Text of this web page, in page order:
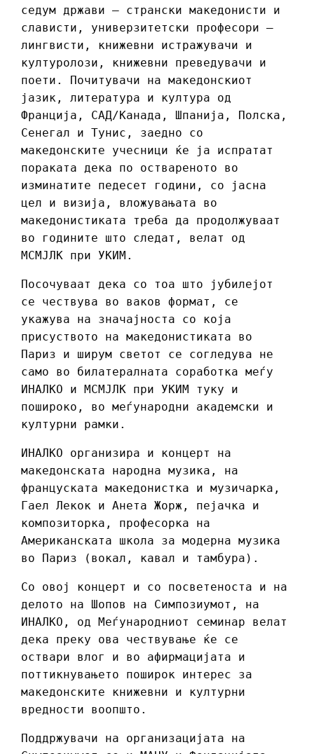
седум држави – странски македонисти и
слависти, универзитетски професори –
лингвисти, книжевни истражувачи и
културолози, книжевни преведувачи и
поети. Почитувачи на македонскиот
јазик, литература и култура од
Франција, САД/Канада, Шпанија, Полска,
Сенегал и Тунис, заедно со
македонските учесници ќе ја испратат
пораката дека по оствареното во
изминатите педесет години, со јасна
цел и визија, вложувањата во
македонистиката треба да продолжуваат
во годините што следат, велат од
МСМЈЛК при УКИМ.
Посочуваат дека со тоа што јубилејот
се чествува во ваков формат, се
укажува на значајноста со која
присуството на македонистиката во
Париз и ширум светот се согледува не
само во билатералната соработка меѓу
ИНАЛКО и МСМЈЛК при УКИМ туку и
пошироко, во меѓународни академски и
културни рамки.
ИНАЛКО организира и концерт на
македонската народна музика, на
француската македонистка и музичарка,
Гаел Лекок и Анета Жорж, пејачка и
композиторка, професорка на
Американската школа за модерна музика
во Париз (вокал, кавал и тамбура).
Со овој концерт и со посветеноста и на
делото на Шопов на Симпозиумот, на
ИНАЛКО, од Меѓународниот семинар велат
дека преку ова чествување ќе се
оствари влог и во афирмацијата и
поттикнувањето поширок интерес за
македонските книжевни и културни
вредности воопшто.
Поддржувачи на организацијата на